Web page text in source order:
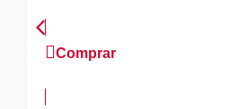
Comprar